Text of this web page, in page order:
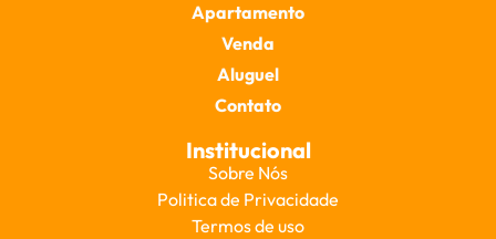
Apartamento
Venda
Aluguel
Contato
Institucional
Sobre Nós
Politica de Privacidade
Termos de uso